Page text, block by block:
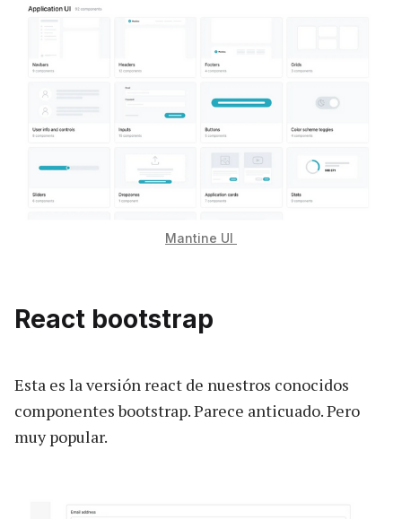
Mantine UI
React bootstrap
Esta es la versión react de nuestros conocidos
componentes bootstrap. Parece anticuado. Pero
muy popular.